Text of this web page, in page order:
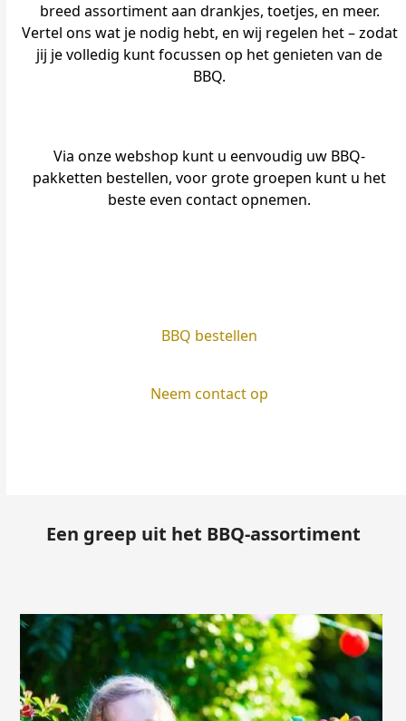
breed assortiment aan drankjes, toetjes, en meer.
Vertel ons wat je nodig hebt, en wij regelen het – zodat
jij je volledig kunt focussen op het genieten van de
BBQ.
Via onze webshop kunt u eenvoudig uw BBQ-
pakketten bestellen, voor grote groepen kunt u het
beste even contact opnemen.
BBQ bestellen
Neem contact op
Een greep uit het BBQ-assortiment
Use
the
left
and
right